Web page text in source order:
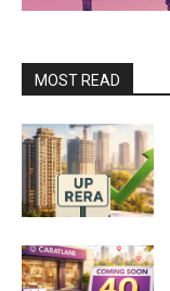
MOST READ